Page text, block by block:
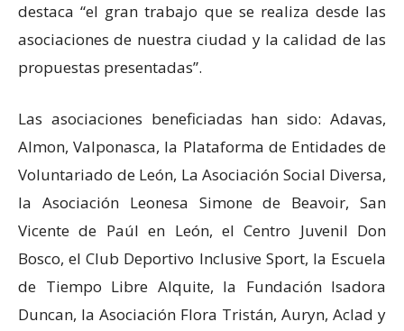
destaca “el gran trabajo que se realiza desde las
asociaciones de nuestra ciudad y la calidad de las
propuestas presentadas”.
Las asociaciones beneficiadas han sido: Adavas,
Almon, Valponasca, la Plataforma de Entidades de
Voluntariado de León, La Asociación Social Diversa,
la Asociación Leonesa Simone de Beavoir, San
Vicente de Paúl en León, el Centro Juvenil Don
Bosco, el Club Deportivo Inclusive Sport, la Escuela
de Tiempo Libre Alquite, la Fundación Isadora
Duncan, la Asociación Flora Tristán, Auryn, Aclad y